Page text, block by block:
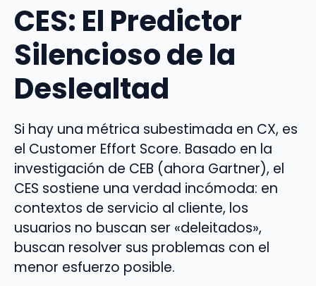
CES: El Predictor
Silencioso de la
Deslealtad
Si hay una métrica subestimada en CX, es
el Customer Effort Score. Basado en la
investigación de CEB (ahora Gartner), el
CES sostiene una verdad incómoda: en
contextos de servicio al cliente, los
usuarios no buscan ser «deleitados»,
buscan resolver sus problemas con el
menor esfuerzo posible.